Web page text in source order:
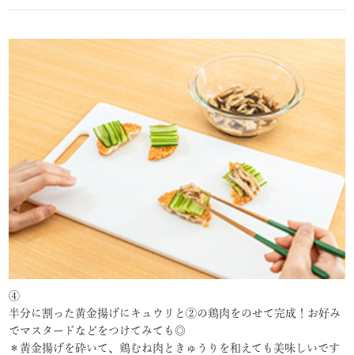
④
半分に割った黄金揚げにキュウリと②の鶏肉をのせて完成！お好み
でマスタードなどをつけてみても◎
＊黄金揚げを砕いて、鶏むね肉ときゅうりを和えても美味しいです